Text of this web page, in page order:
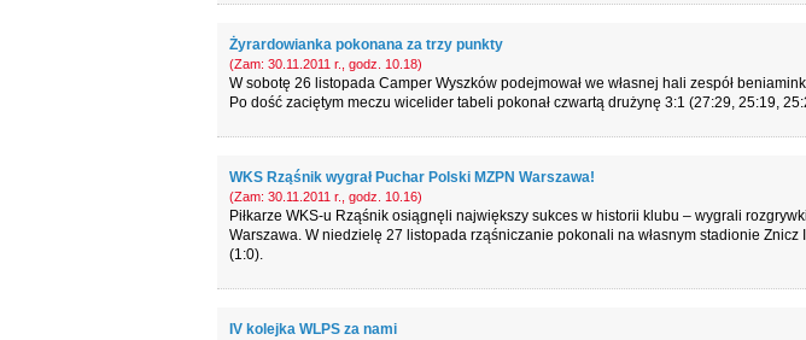
Żyrardowianka pokonana za trzy punkty
(Zam: 30.11.2011 r., godz. 10.18)
W sobotę 26 listopada Camper Wyszków podejmował we własnej hali zespół
Po dość zaciętym meczu wicelider tabeli pokonał czwartą drużynę 3:1 (27:29, 25:19,
WKS Rząśnik wygrał Puchar Polski MZPN Warszawa!
(Zam: 30.11.2011 r., godz. 10.16)
Piłkarze WKS-u Rząśnik osiągnęli największy sukces w historii klubu – wygrali
Warszawa. W niedzielę 27 listopada rząśniczanie pokonali na własnym stadionie Znicz
(1:0).
IV kolejka WLPS za nami